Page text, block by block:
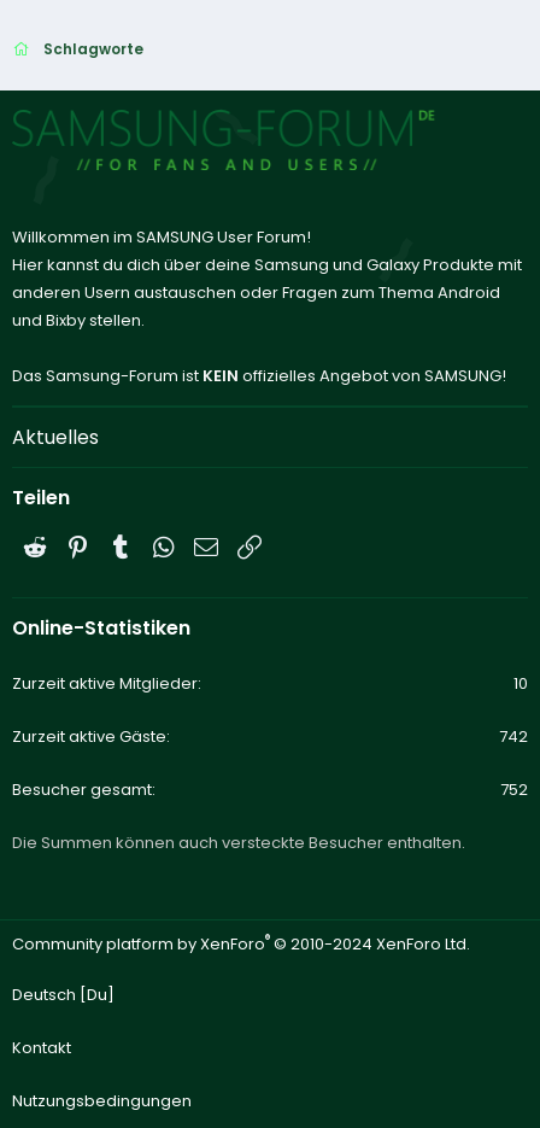
Schlagworte
Willkommen im SAMSUNG User Forum!
Hier kannst du dich über deine Samsung und Galaxy Produkte mit
anderen Usern austauschen oder Fragen zum Thema Android
und Bixby stellen.
Das Samsung-Forum ist KEIN offizielles Angebot von SAMSUNG!
Aktuelles
Teilen
Reddit PinterestTumblrWhatsApp
E-Mail
Online-Statistiken
Zurzeit aktive Mitglieder 10
Zurzeit aktive Gäste 742
Besucher gesamt 752
Die Summen können auch versteckte Besucher enthalten.
Community platform by XenForo® © 2010-2024 XenForo Ltd.
Deutsch [Du]
Kontakt
Nutzungsbedingungen